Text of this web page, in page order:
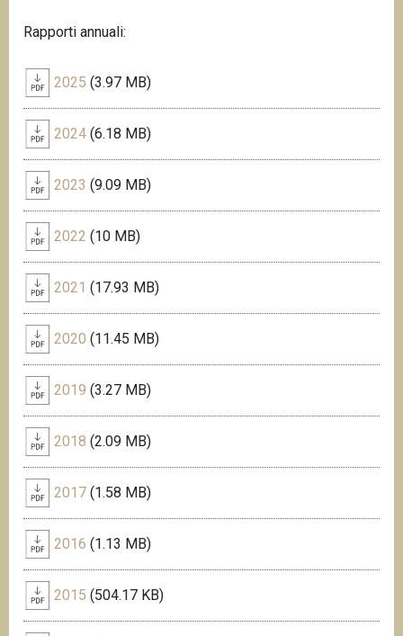
Rapporti annuali:
2025 (3.97 MB)
2024 (6.18 MB)
2023 (9.09 MB)
2022 (10 MB)
2021 (17.93 MB)
2020 (11.45 MB)
2019 (3.27 MB)
2018 (2.09 MB)
2017 (1.58 MB)
2016 (1.13 MB)
2015 (504.17 KB)